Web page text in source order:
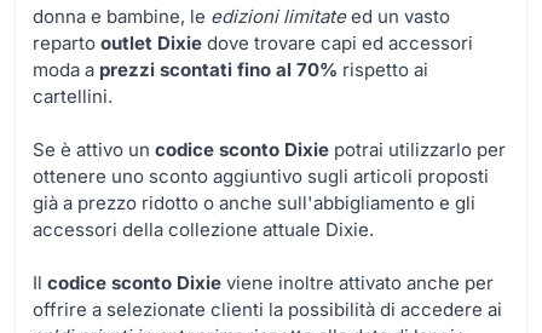
donna e bambine, le edizioni limitateed un vasto
reparto outlet Dixie dove trovare capi ed accessori
moda a prezzi scontati fino al 70% rispetto ai
cartellini.
Se è attivo un codice sconto Dixie potrai utilizzarlo per
ottenere uno sconto aggiuntivo sugli articoli proposti
già a prezzo ridotto o anche sull'abbigliamento e gli
accessori della collezione attuale Dixie.
Il codice sconto Dixie viene inoltre attivato anche per
offrire a selezionate clienti la possibilità di accedere ai